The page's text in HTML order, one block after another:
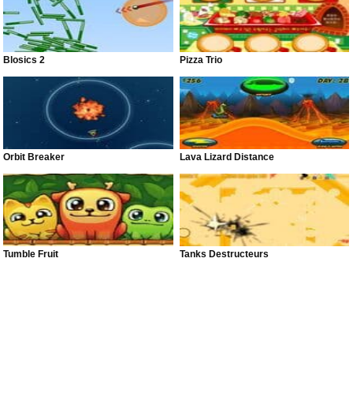
Blosics 2 Pizza Trio
Orbit Breaker Lava Lizard Distance
Tumble Fruit Tanks Destructeurs